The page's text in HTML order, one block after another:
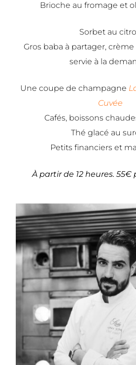
Brioche au fromage et
Sorbet au
Gros baba à partager,
servie à la
Une coupe de champagne
Cuvée
Cafés, boissons
Thé glacé au
Petits financiers et
À partir de 12 heures. 55€